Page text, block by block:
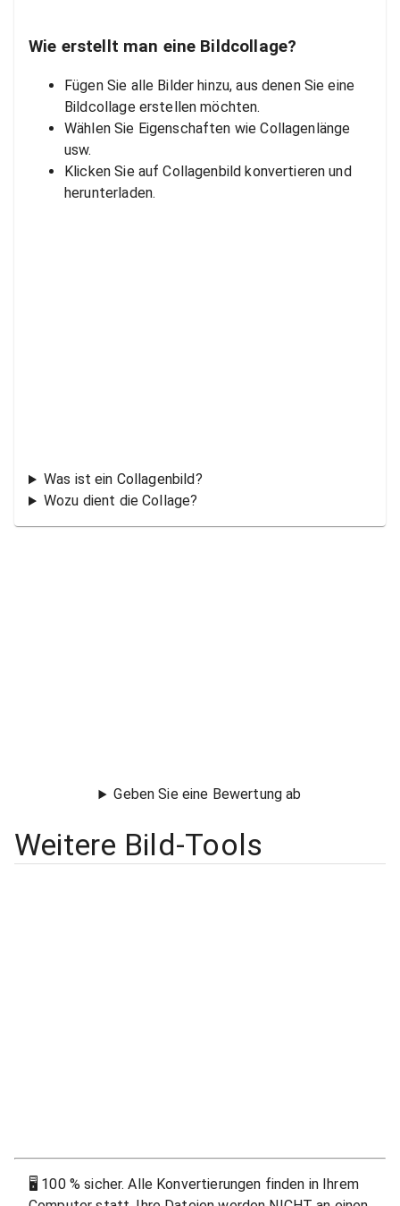
Wie erstellt man eine Bildcollage?
Fügen Sie alle Bilder hinzu, aus denen Sie eine
Bildcollage erstellen möchten.
Wählen Sie Eigenschaften wie Collagenlänge
usw.
Klicken Sie auf Collagenbild konvertieren und
herunterladen.
Was ist ein Collagenbild?
Wozu dient die Collage?
Geben Sie eine Bewertung ab
Weitere Bild-Tools
🖥 100 % sicher. Alle Konvertierungen finden in Ihrem